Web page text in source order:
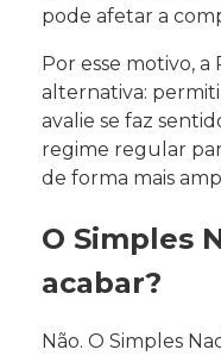
pode afetar a
Por esse motivo,
alternativa:
avalie se faz
regime regular
de forma mais
O Simples
acabar?
Não. O Simples